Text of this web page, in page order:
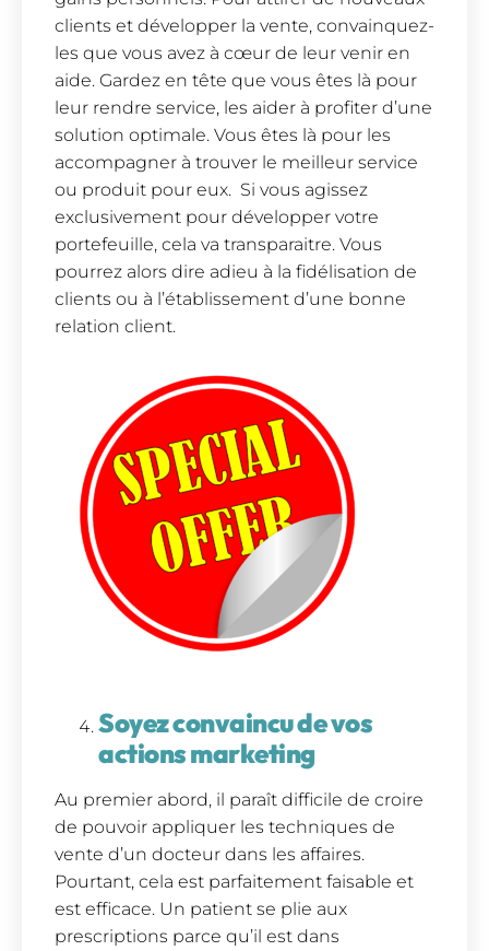
clients et développer la vente, convainquez-
les que vous avez à cœur de leur venir en
aide. Gardez en tête que vous êtes là pour
leur rendre service, les aider à profiter d’une
solution optimale. Vous êtes là pour les
accompagner à trouver le meilleur service
ou produit pour eux. Si vous agissez
exclusivement pour développer votre
portefeuille, cela va transparaitre. Vous
pourrez alors dire adieu à la fidélisation de
clients ou à l’établissement d’une bonne
relation client.
Soyez convaincu de vos
actions marketing
Au premier abord, il paraît difficile de croire
de pouvoir appliquer les techniques de
vente d’un docteur dans les affaires.
Pourtant, cela est parfaitement faisable et
est efficace. Un patient se plie aux
prescriptions parce qu’il est dans